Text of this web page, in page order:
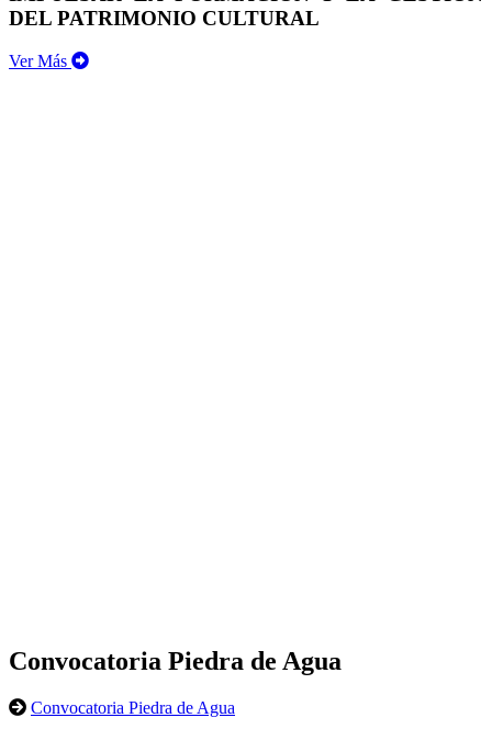
DEL PATRIMONIO CULTURAL
Ver Más
Convocatoria Piedra de Agua
Convocatoria Piedra de Agua